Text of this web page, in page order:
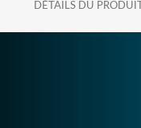
DÉTAILS DU